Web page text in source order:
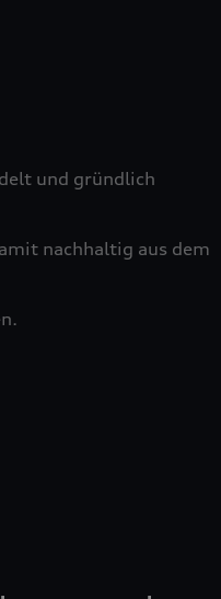
und gründlich
nachhaltig aus dem